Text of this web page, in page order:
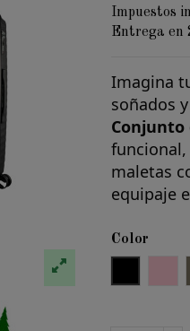
Impuestos
Entrega en
Imagina
soñados
Conjunto
funcional,
maletas
equipaje
Color